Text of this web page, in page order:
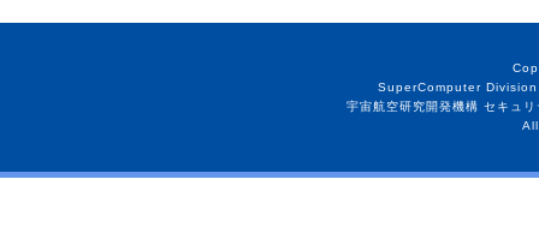
SuperComputer
宇宙航空研究開発機構 セキュ